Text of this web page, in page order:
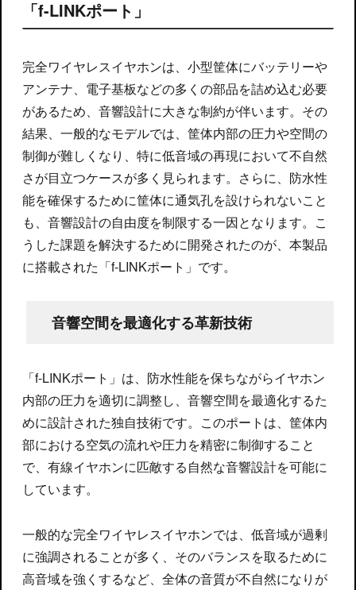
「f-LINKポート」
完全ワイヤレスイヤホンは、小型筐体にバッテリーや
アンテナ、電子基板などの多くの部品を詰め込む必要
があるため、音響設計に大きな制約が伴います。その
結果、一般的なモデルでは、筐体内部の圧力や空間の
制御が難しくなり、特に低音域の再現において不自然
さが目立つケースが多く見られます。さらに、防水性
能を確保するために筐体に通気孔を設けられないこと
も、音響設計の自由度を制限する一因となります。こ
うした課題を解決するために開発されたのが、本製品
に搭載された「f-LINKポート」です。
音響空間を最適化する革新技術
「f-LINKポート」は、防水性能を保ちながらイヤホン
内部の圧力を適切に調整し、音響空間を最適化するた
めに設計された独自技術です。このポートは、筐体内
部における空気の流れや圧力を精密に制御すること
で、有線イヤホンに匹敵する自然な音響設計を可能に
しています。
一般的な完全ワイヤレスイヤホンでは、低音域が過剰
に強調されることが多く、そのバランスを取るために
高音域を強くするなど、全体の音質が不自然になりが